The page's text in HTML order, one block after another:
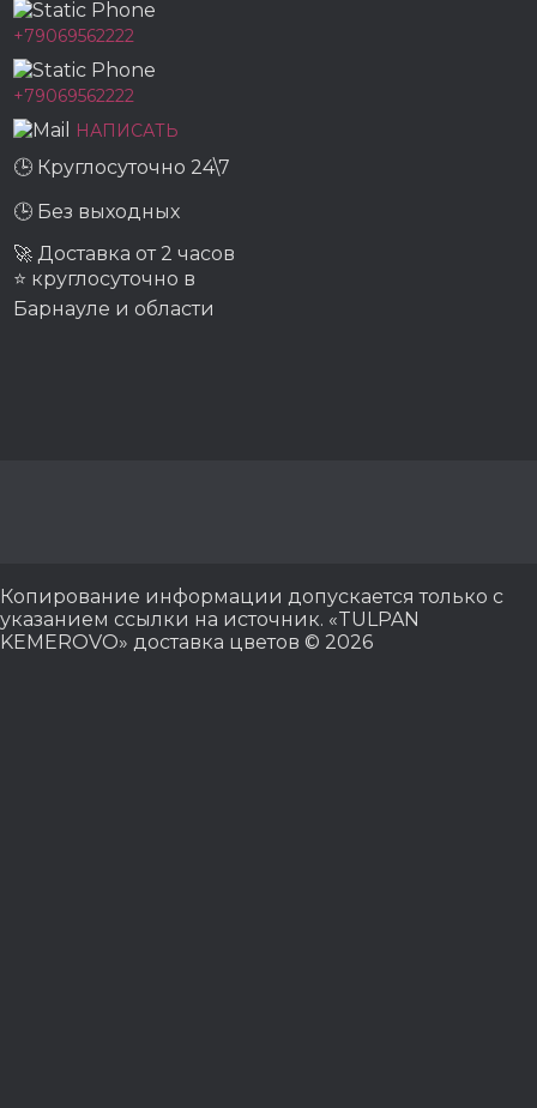
+79069562222
+79069562222
НАПИСАТЬ
🕒 Круглосуточно 24\7
🕒 Без выходных
🚀 Доставка от 2 часов
⭐ круглосуточно в
Барнауле и области
Копирование информации допускается только с
указанием ссылки на источник. «TULPAN
KEMEROVO» доставка цветов © 2026